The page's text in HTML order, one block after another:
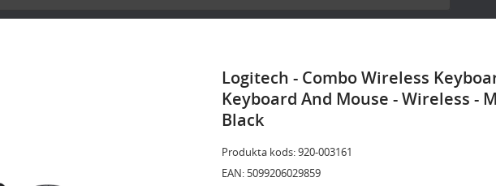
Logitech - Combo Wireless
Keyboard And Mouse - Wireless -
Black
Produkta kods:920-003161
EAN: 5099206029859